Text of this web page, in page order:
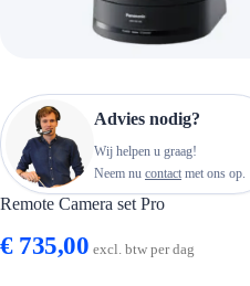
Advies nodig?
Wij helpen u graag!
Neem nu contact met ons op.
Remote Camera set Pro
€735,00 excl. btw per dag